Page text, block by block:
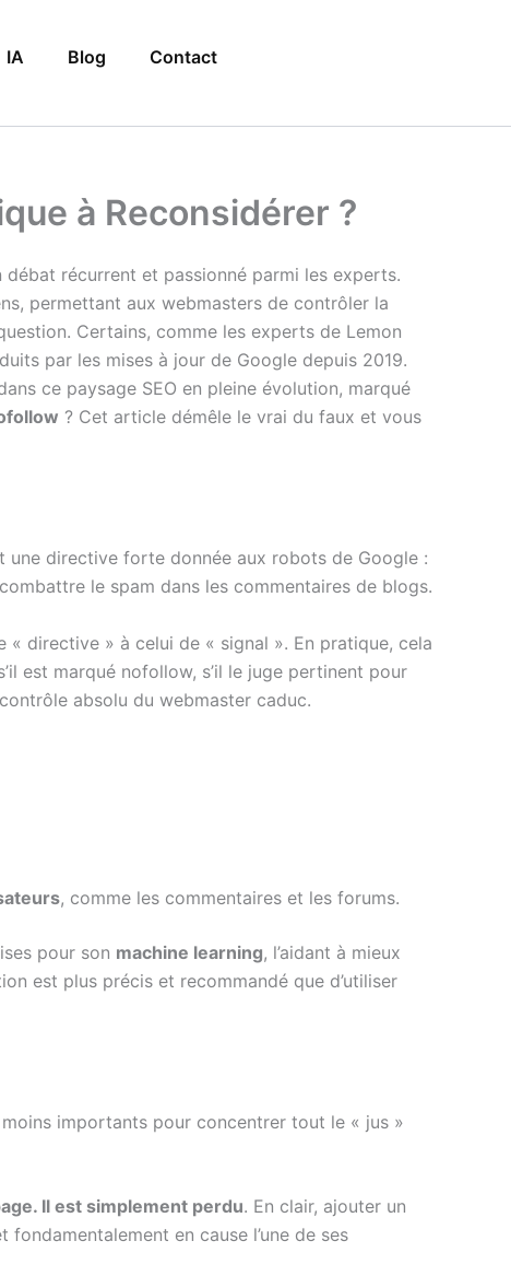
IA Blog Contact
à Reconsidérer ?
récurrent et passionné parmi les experts.
permettant aux webmasters de contrôler la
Certains, comme les experts de Lemon
par les mises à jour de Google depuis 2019.
ce paysage SEO en pleine évolution, marqué
? Cet article démêle le vrai du faux et vous
une directive forte donnée aux robots de Google :
le spam dans les commentaires de blogs.
directive » à celui de « signal ». En pratique, cela
est marqué nofollow, s’il le juge pertinent pour
absolu du webmaster caduc.
, comme les commentaires et les forums.
pour son machine learning, l’aidant à mieux
est plus précis et recommandé que d’utiliser
importants pour concentrer tout le « jus »
Il est simplement perdu. En clair, ajouter un
en cause l’une de ses